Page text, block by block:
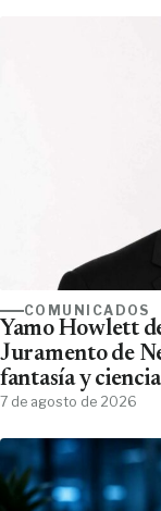
COMUNICADOS
Yamo Howlett
Juramento de
fantasía y
7 de agosto de 2026